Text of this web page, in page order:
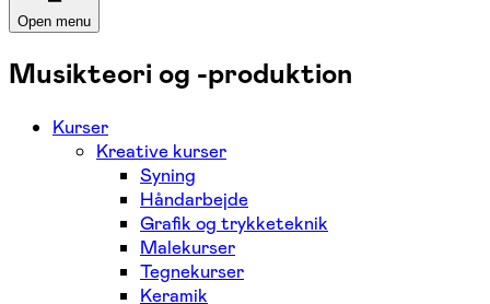
Open menu
Musikteori og -produktion
Kurser
Kreative kurser
Syning
Håndarbejde
Grafik og trykketeknik
Malekurser
Tegnekurser
Keramik